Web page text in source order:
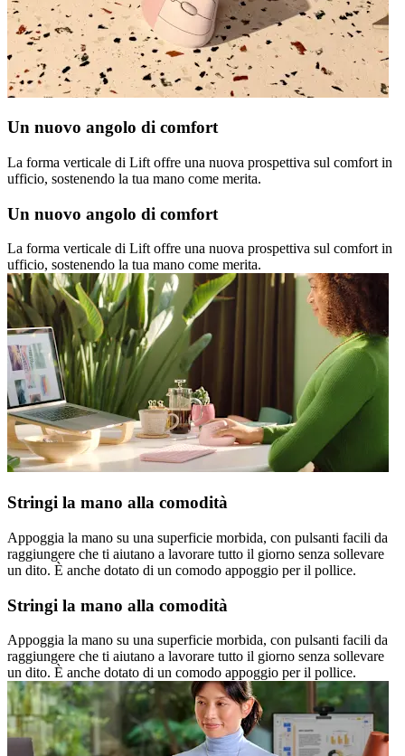
Un nuovo angolo di comfort
La forma verticale di Lift offre una nuova prospettiva sul comfort in
ufficio, sostenendo la tua mano come merita.
Un nuovo angolo di comfort
La forma verticale di Lift offre una nuova prospettiva sul comfort in
ufficio, sostenendo la tua mano come merita.
Stringi la mano alla comodità
Appoggia la mano su una superficie morbida, con pulsanti facili da
raggiungere che ti aiutano a lavorare tutto il giorno senza sollevare
un dito. È anche dotato di un comodo appoggio per il pollice.
Stringi la mano alla comodità
Appoggia la mano su una superficie morbida, con pulsanti facili da
raggiungere che ti aiutano a lavorare tutto il giorno senza sollevare
un dito. È anche dotato di un comodo appoggio per il pollice.